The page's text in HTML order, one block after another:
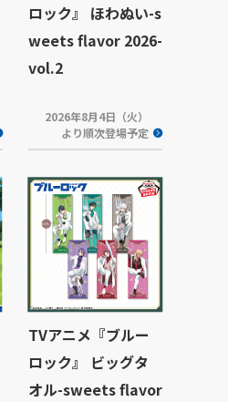
ロック』 ほわぬい-s
weets flavor 2026-
vol.2
2026年8月4日（火）
より順次登場予定
TVアニメ『ブルー
ロック』 ビッグタ
オル-sweets flavor